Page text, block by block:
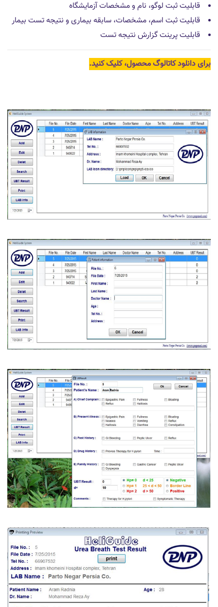
قابلیت ثبت لوگو، نام و مشخصات آزمایشگاه
قابلیت ثبت اسم، مشخصات، سابقه بیماری و نتیجه تست بیمار
قابلیت پرینت گزارش نتیجه تست
برای دانلود کاتالوگ محصول، کلیک کنید.